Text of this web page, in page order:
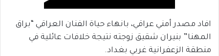
افاد مصدر أمني عراقي، بانهاء حياة الفنان العراقي “براق
المهنا” بنيران شقيق زوجته نتيجة خلافات عائلية في
منطقة الزعفرانية غربي بغداد.